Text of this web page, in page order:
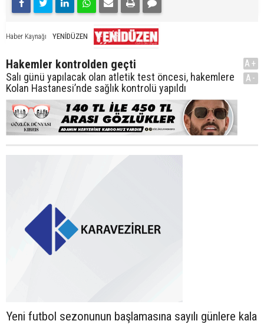
Haber Kaynağı YENİDÜZEN
Hakemler kontrolden geçti
Salı günü yapılacak olan atletik test öncesi, hakemlere
Kolan Hastanesi’nde sağlık kontrolü yapıldı
A+
A-
Yeni futbol sezonunun başlamasına sayılı günlere kala